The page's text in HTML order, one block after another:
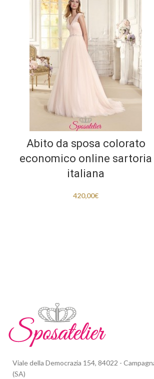
Abito da sposa colorato
economico online sartoria
italiana
420,00€
Viale della Democrazia 154, 84022 -
(SA)